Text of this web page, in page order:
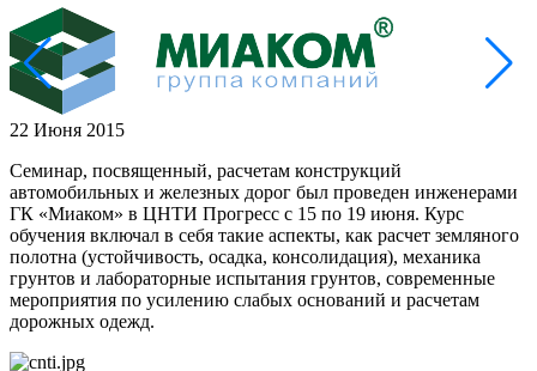
22 Июня 2015
Семинар, посвященный, расчетам конструкций
автомобильных и железных дорог был проведен инженерами
ГК «Миаком» в ЦНТИ Прогресс с 15 по 19 июня. Курс
обучения включал в себя такие аспекты, как расчет земляного
полотна (устойчивость, осадка, консолидация), механика
грунтов и лабораторные испытания грунтов, современные
мероприятия по усилению слабых оснований и расчетам
дорожных одежд.